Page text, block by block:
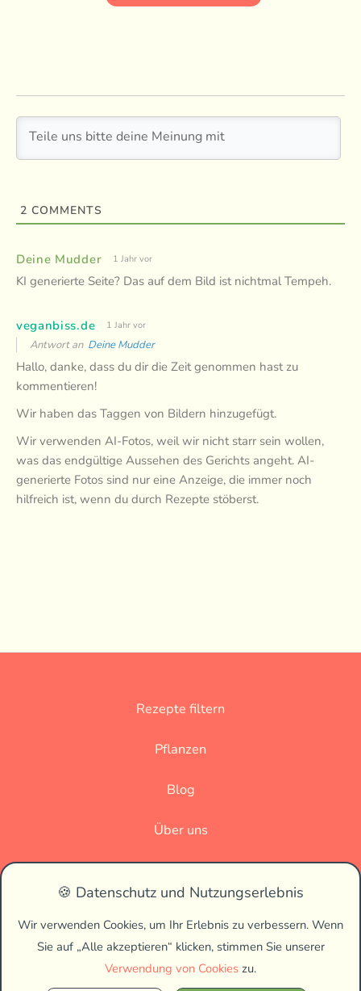
🍪 Datenschutz und Nutzungserlebnis
Wir verwenden Cookies, um Ihr Erlebnis zu verbessern. Wenn
Sie auf „Alle akzeptieren“ klicken, stimmen Sie unserer
Verwendung von Cookies zu.
2 COMMENTS
Deine Mudder 1 Jahr vor
KI generierte Seite? Das auf dem Bild ist nichtmal Tempeh.
veganbiss.de 1 Jahr vor
Antwort an Deine Mudder
Hallo, danke, dass du dir die Zeit genommen hast zu
kommentieren!
Wir haben das Taggen von Bildern hinzugefügt.
Wir verwenden AI-Fotos, weil wir nicht starr sein wollen,
was das endgültige Aussehen des Gerichts angeht. AI-
generierte Fotos sind nur eine Anzeige, die immer noch
hilfreich ist, wenn du durch Rezepte stöberst.
Rezepte filtern
Pflanzen
Blog
Über uns